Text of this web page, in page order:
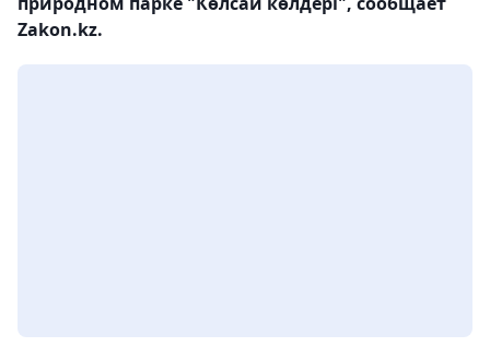
Zakon.kz.